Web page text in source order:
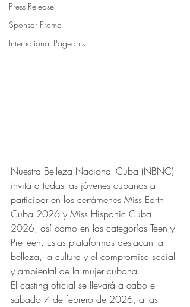
Press Release
Sponsor Promo
International Pageants
Nuestra Belleza Nacional Cuba (NBNC)
invita a todas las jóvenes cubanas a
participar en los certámenes Miss Earth
Cuba 2026 y Miss Hispanic Cuba
2026, así como en las categorías Teen y
Pre-Teen. Estas plataformas destacan la
belleza, la cultura y el compromiso social
y ambiental de la mujer cubana.
El casting oficial se llevará a cabo el
sábado 7 de febrero de 2026, a las